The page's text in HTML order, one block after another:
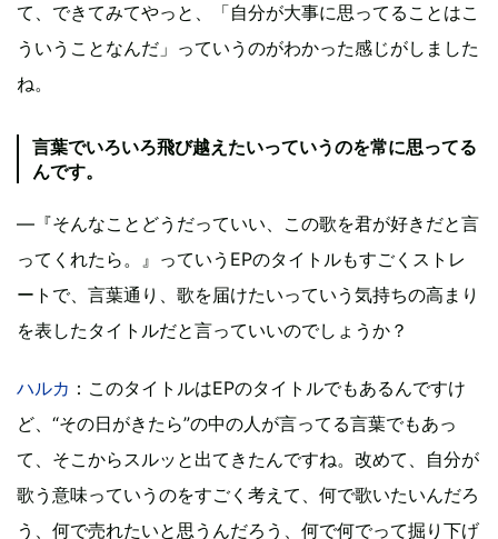
て、できてみてやっと、「自分が大事に思ってることはこ
ういうことなんだ」っていうのがわかった感じがしました
ね。
言葉でいろいろ飛び越えたいっていうのを常に思ってる
んです。
―『そんなことどうだっていい、この歌を君が好きだと言
ってくれたら。』っていうEPのタイトルもすごくストレ
ートで、言葉通り、歌を届けたいっていう気持ちの高まり
を表したタイトルだと言っていいのでしょうか？
ハルカ ：このタイトルはEPのタイトルでもあるんですけ
ど、“その日がきたら”の中の人が言ってる言葉でもあっ
て、そこからスルッと出てきたんですね。改めて、自分が
歌う意味っていうのをすごく考えて、何で歌いたいんだろ
う、何で売れたいと思うんだろう、何で何でって掘り下げ